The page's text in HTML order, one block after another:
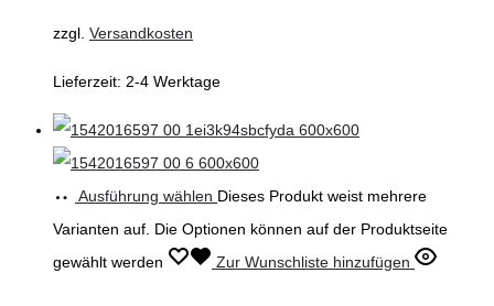
zzgl. Versandkosten
Lieferzeit: 2-4 Werktage
Ausführung wählen Dieses Produkt weist mehrere
Varianten auf. Die Optionen können auf der Produktseite
gewählt werden
Zur Wunschliste hinzufügen